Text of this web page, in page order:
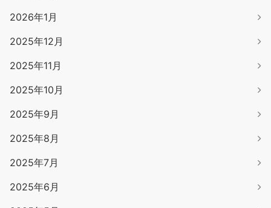
2026年1月
2025年12月
2025年11月
2025年10月
2025年9月
2025年8月
2025年7月
2025年6月